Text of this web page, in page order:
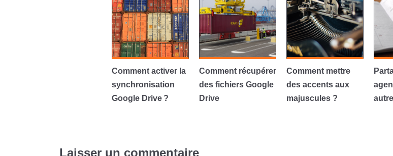
Comment activer la
synchronisation
Google Drive ?
Comment récupérer
des fichiers Google
Drive
Comment mettre
des accents aux
majuscules ?
Laisser un commentaire